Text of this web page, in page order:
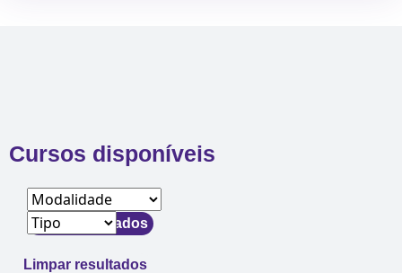
Cursos disponíveis
Filtrar resultados
Limpar resultados